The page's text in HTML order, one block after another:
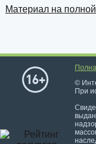
Материал на
©
При